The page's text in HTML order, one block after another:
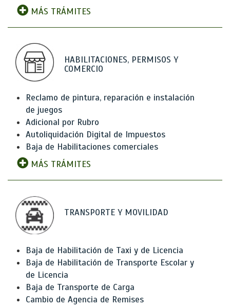
MÁS TRÁMITES
HABILITACIONES, PERMISOS Y
COMERCIO
Reclamo de pintura, reparación e instalación
de juegos
Adicional por Rubro
Autoliquidación Digital de Impuestos
Baja de Habilitaciones comerciales
MÁS TRÁMITES
TRANSPORTE Y MOVILIDAD
Baja de Habilitación de Taxi y de Licencia
Baja de Habilitación de Transporte Escolar y
de Licencia
Baja de Transporte de Carga
Cambio de Agencia de Remises